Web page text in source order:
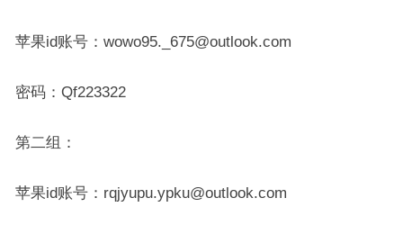
苹果id账号：wowo95._675@outlook.com
密码：Qf223322
第二组：
苹果id账号：rqjyupu.ypku@outlook.com